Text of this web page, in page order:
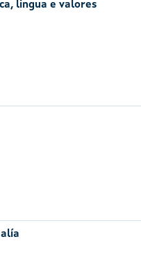
lingua e valores